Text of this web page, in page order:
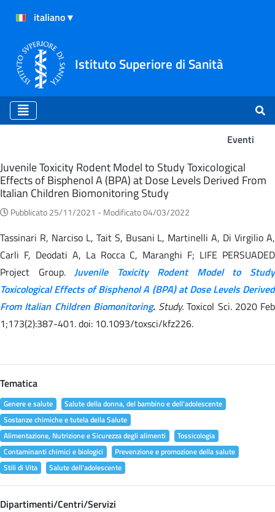
Istituto Superiore di Sanità
Eventi
Eventi
Juvenile Toxicity Rodent Model to Study Toxicological
Effects of Bisphenol A (BPA) at Dose Levels Derived From
Italian Children Biomonitoring Study
Pubblicato 25/11/2021 - Modificato 04/03/2022
Tassinari R, Narciso L, Tait S, Busani L, Martinelli A, Di Virgilio A,
Carli F, Deodati A, La Rocca C, Maranghi F; LIFE PERSUADED
Project Group.Juvenile Toxicity Rodent Model to Study
Toxicological Effects of Bisphenol A (BPA) at Dose Levels Derived
From Italian Children Biomonitoring.Study. Toxicol Sci. 2020 Feb
1;173(2):387-401. doi: 10.1093/toxsci/kfz226.
Tematica
Genere e salute
Salute della donna, del bambino e dell'adolescente
Sostanze chimiche e tutela della Salute
Alimentazione, Nutrizione e Sicurezza degli alimenti
Tossicologia
Contaminanti chimici e biologici
Prevenzione e promozione della salute
Stili di Vita
Salute dell'adolescente
Dipartimenti/Centri/Servizi